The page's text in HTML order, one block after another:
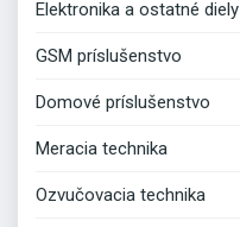
Elektronika a ostatné diely
GSM príslušenstvo
Domové príslušenstvo
Meracia technika
Ozvučovacia technika